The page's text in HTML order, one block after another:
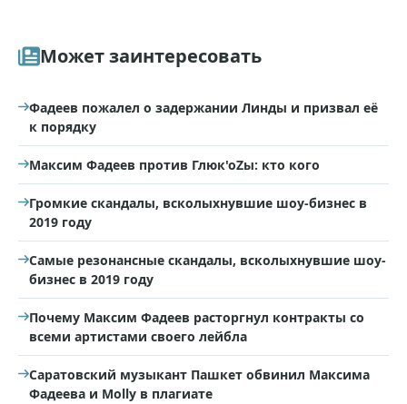
Может заинтересовать
Фадеев пожалел о задержании Линды и призвал её
к порядку
Максим Фадеев против Глюк'оZы: кто кого
Громкие скандалы, всколыхнувшие шоу-бизнес в
2019 году
Самые резонансные скандалы, всколыхнувшие шоу-
бизнес в 2019 году
Почему Максим Фадеев расторгнул контракты со
всеми артистами своего лейбла
Саратовский музыкант Пашкет обвинил Максима
Фадеева и Molly в плагиате